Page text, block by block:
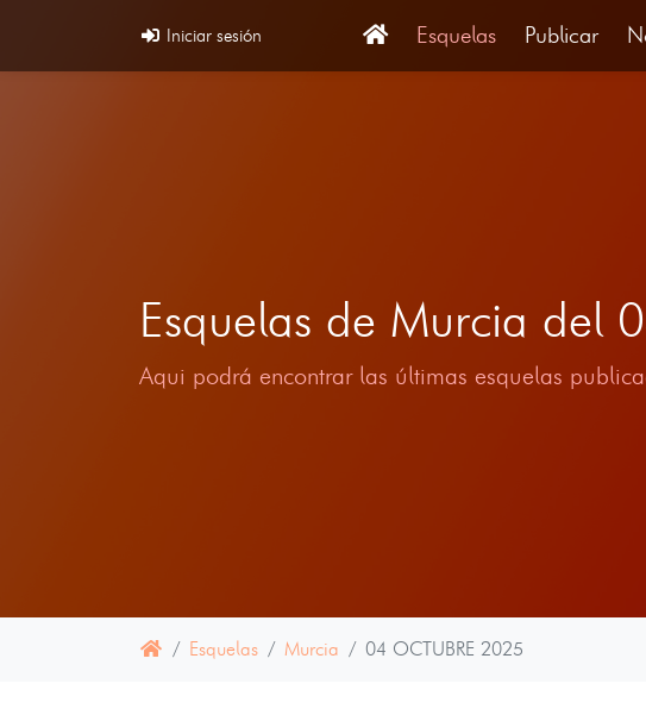
Iniciar sesión Esquelas Publicar
Esquelas de Murcia del
Aqui podrá encontrar las últimas esquelas
Esquelas Murcia 04 OCTUBRE 2025